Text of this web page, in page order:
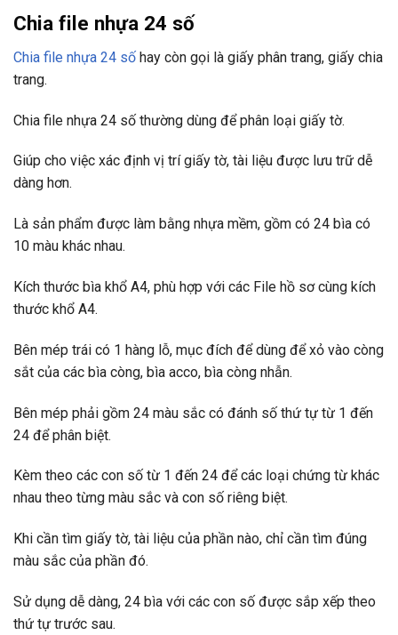
Chia file nhựa 24 số
Chia file nhựa 24 số hay còn gọi là giấy phân trang, giấy chia
trang.
Chia file nhựa 24 số thường dùng để phân loại giấy tờ.
Giúp cho việc xác định vị trí giấy tờ, tài liệu được lưu trữ dễ
dàng hơn.
Là sản phẩm được làm bằng nhựa mềm, gồm có 24 bìa có
10 màu khác nhau.
Kích thước bìa khổ A4, phù hợp với các File hồ sơ cùng kích
thước khổ A4.
Bên mép trái có 1 hàng lỗ, mục đích để dùng để xỏ vào còng
sắt của các bìa còng, bìa acco, bìa còng nhẫn.
Bên mép phải gồm 24 màu sắc có đánh số thứ tự từ 1 đến
24 để phân biệt.
Kèm theo các con số từ 1 đến 24 để các loại chứng từ khác
nhau theo từng màu sắc và con số riêng biệt.
Khi cần tìm giấy tờ, tài liệu của phần nào, chỉ cần tìm đúng
màu sắc của phần đó.
Sử dụng dễ dàng, 24 bìa với các con số được sắp xếp theo
thứ tự trước sau.